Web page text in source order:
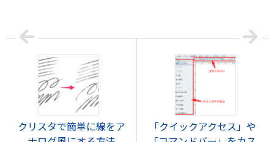
クリスタで簡単に線をア
「クイックアクセス」や